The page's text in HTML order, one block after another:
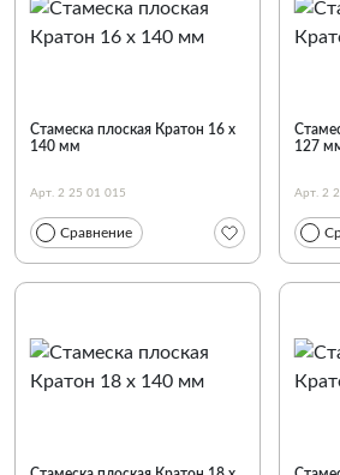
Стамеска плоская Кратон 16 х
140 мм
Арт. 2 25 01 015
Сравнение
127
Арт. 2